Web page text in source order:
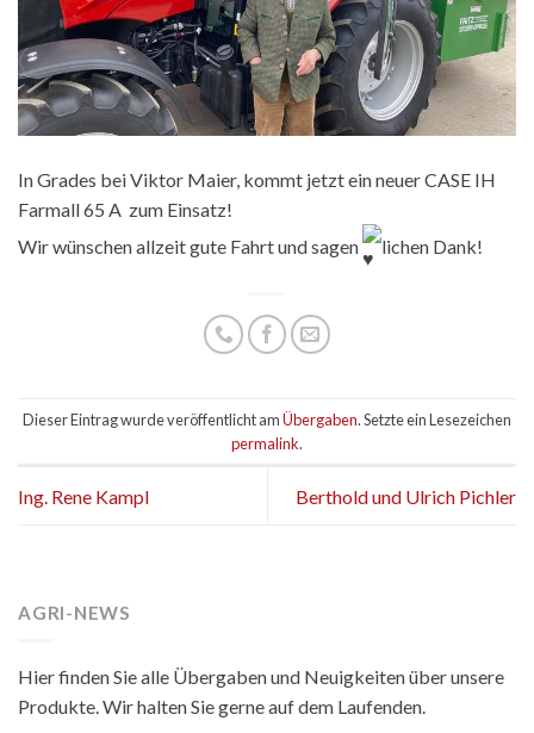
In Grades bei Viktor Maier, kommt jetzt ein neuer CASE IH
Farmall 65 A zum Einsatz!
Wir wünschen allzeit gute Fahrt und sagen
lichen Dank!
Dieser Eintrag wurde veröffentlicht amÜbergaben. Setzte ein Lesezeichen
permalink.
Ing. Rene Kampl Berthold und Ulrich Pichler
AGRI-NEWS
Hier finden Sie alle Übergaben und Neuigkeiten über unsere
Produkte. Wir halten Sie gerne auf dem Laufenden.